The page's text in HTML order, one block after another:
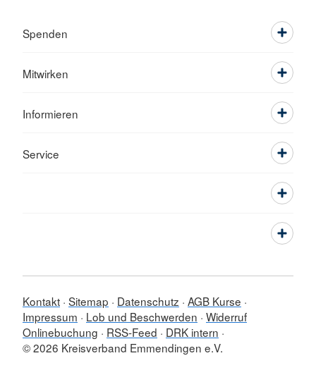
Spenden
Mitwirken
Informieren
Service
Kontakt Sitemap Datenschutz AGB Kurse
Impressum
Lob und Beschwerden Widerruf
Onlinebuchung
RSS-Feed
DRK intern
© 2026 Kreisverband Emmendingen e.V.